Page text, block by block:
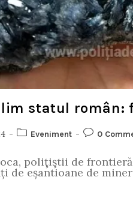
statul
Eveniment 0
poliţiştii de
de eșantioane de